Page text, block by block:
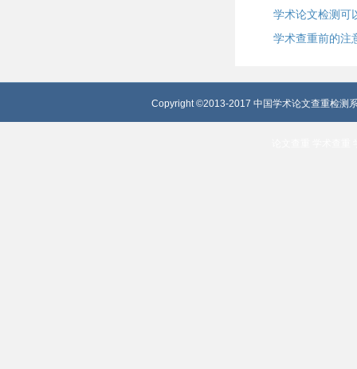
学术论文检测可
学术查重前的注
Copyright ©2013-2017 中国学术论文查重检